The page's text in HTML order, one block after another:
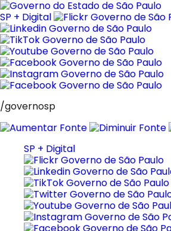
Pular
para
o
conteúdo
SP + Digital
/governosp
SP + Digital